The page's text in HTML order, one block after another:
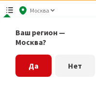
Москва
Ваш регион —
Москва?
Да Нет